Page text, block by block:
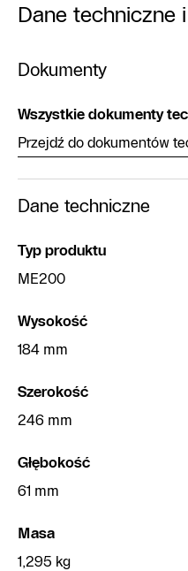
Dane techniczne
Dokumenty
Wszystkie dokumenty
Przejdź do dokumentów
Dane techniczne
Typ produktu
ME200
Wysokość
184 mm
Szerokość
246 mm
Głębokość
61 mm
Masa
1,295 kg